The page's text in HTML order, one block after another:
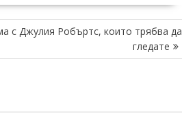
с Джулия Робъртс, които трябва да
гледате